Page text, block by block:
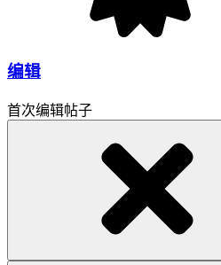
编辑
首次编辑帖子